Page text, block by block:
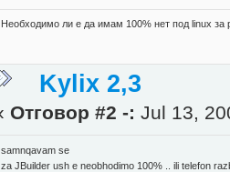
Необходимо ли е да имам 100% нет под linux за
Kylix 2,3
Отговор #2 -: Jul 13,
samnqavam se
za JBuilder ush e neobhodimo 100% .. ili telefon